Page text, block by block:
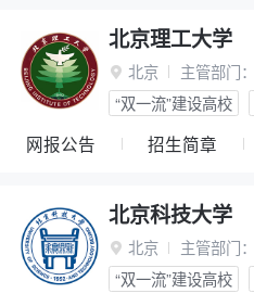
北京理工大学
 北京 主管部门：
“双一流”建设高校
网报公告 招生简章
北京科技大学
 北京 主管部门：
“双一流”建设高校